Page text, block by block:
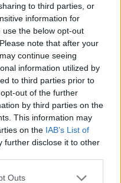
to third parties, or
information for
the below opt-out
note that after your
continue seeing
information utilized by
to third parties prior to
out of the further
by third parties on the
This information may
on the IAB’s List of
further disclose it to other
one or more Google
Outs
ρυθμό. Ο Κόστα
του αποκρούοντας
και Γιαμάλ,
ο Μπρούνο
εξωτερική
θα οδηγηθεί
καθυστερήσεις η
πρόκρισης. Ο
πάσα και ο